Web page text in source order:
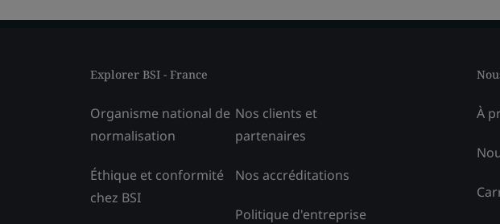
Explorer BSI - France
Organisme national de
normalisation
Éthique et conformité
chez BSI
Nos clients et
partenaires
Nos accréditations
Politique d'entreprise
À